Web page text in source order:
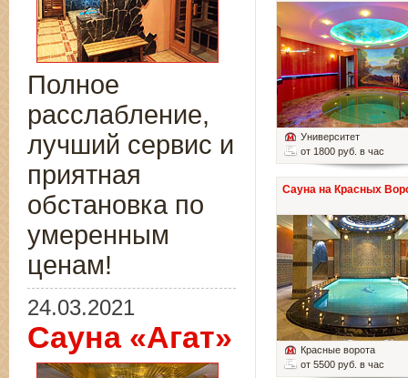
Университет
от 1800 руб. в час
Сауна на Красных
Красные ворота
от 5500 руб. в час
Полное
расслабление,
лучший сервис и
приятная
обстановка по
умеренным
ценам!
24.03.2021
Сауна «Агат»